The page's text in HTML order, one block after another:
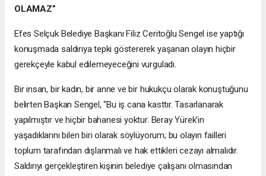
OLAMAZ”
Efes Selçuk Belediye Başkanı Filiz Ceritoğlu Sengel ise yaptığı
konuşmada saldırıya tepki göstererek yaşanan olayın hiçbir
gerekçeyle kabul edilemeyeceğini vurguladı.
Bir insan, bir kadın, bir anne ve bir hukukçu olarak konuştuğunu
belirten Başkan Sengel, “Bu iş cana kasttır. Tasarlanarak
yapılmıştır ve hiçbir bahanesi yoktur. Beray Yürek’in
yaşadıklarını bilen biri olarak söylüyorum; bu olayın failleri
toplum tarafından dışlanmalı ve hak ettikleri cezayı almalıdır.
Saldırıyı gerçekleştiren kişinin belediye çalışanı olmasından